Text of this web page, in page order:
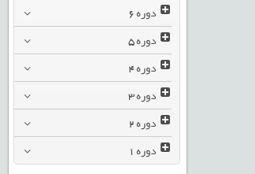
دوره
دوره
دوره
دوره
دوره
دوره